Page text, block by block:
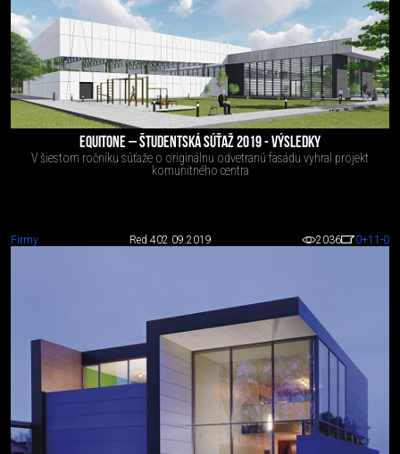
EQUITONE – ŠTUDENTSKÁ SÚŤAŽ 2019 - VÝSLEDKY
V šiestom ročníku súťaže o originálnu odvetranú fasádu vyhral projekt
komunitného centra
Firmy Red 402.09.2019 2036 0+11 -0